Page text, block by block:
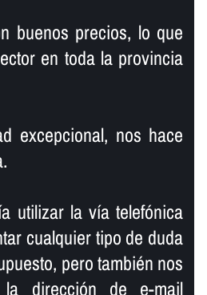
buenos precios, lo que
en toda la provincia
excepcional, nos hace
utilizar la ví­a telefónica
cualquier tipo de duda
pero también nos
dirección de e-mail